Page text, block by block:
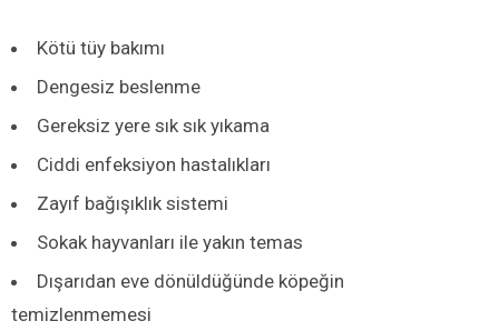
Kötü tüy bakımı
Dengesiz beslenme
Gereksiz yere sık sık yıkama
Ciddi enfeksiyon hastalıkları
Zayıf bağışıklık sistemi
Sokak hayvanları ile yakın temas
Dışarıdan eve dönüldüğünde köpeğin
temizlenmemesi